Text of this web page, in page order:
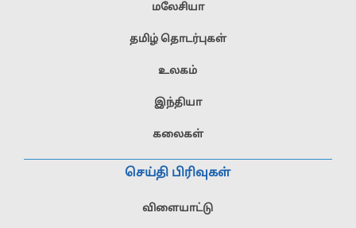
மலேசியா
தமிழ் தொடர்புகள்
உலகம்
இந்தியா
கலைகள்
செய்தி பிரிவுகள்
விளையாட்டு